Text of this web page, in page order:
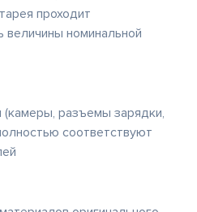
проходит
величины номинальной
разъемы зарядки,
соответствуют